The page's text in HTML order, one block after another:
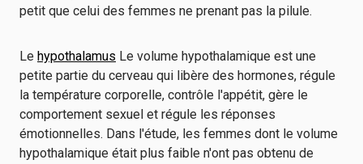
petit que celui des femmes ne prenant pas la pilule.
Le hypothalamus Le volume hypothalamique est une
petite partie du cerveau qui libère des hormones, régule
la température corporelle, contrôle l'appétit, gère le
comportement sexuel et régule les réponses
émotionnelles. Dans l'étude, les femmes dont le volume
hypothalamique était plus faible n'ont pas obtenu de